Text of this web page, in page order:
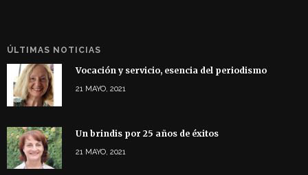
ÚLTIMAS NOTICIAS
Vocación y servicio, esencia del periodismo
21 MAYO, 2021
Un brindis por 25 años de éxitos
21 MAYO, 2021